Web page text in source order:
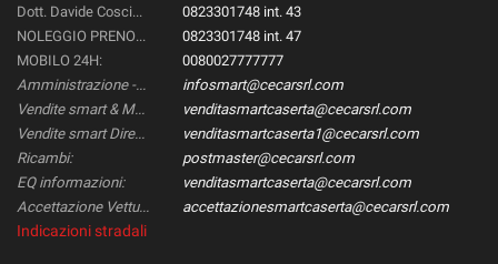
Dott. Davide Coscione:
0823301748 int. 43
NOLEGGIO PRENOTAZIONI::
0823301748 int. 47
MOBILO 24H:
0080027777777
Amministrazione -Gestione & Controllo-:
infosmart@cecarsrl.com
Vendite smart & Mercedes Direzionali:
venditasmartcaserta@cecarsrl.com
Vendite smart Direzionali:
venditasmartcaserta1@cecarsrl.com
Ricambi:
postmaster@cecarsrl.com
EQ informazioni:
venditasmartcaserta@cecarsrl.com
Accettazione Vetture:
accettazionesmartcaserta@cecarsrl.com
Indicazioni stradali